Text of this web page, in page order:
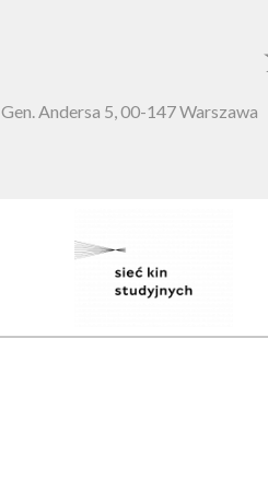
Gen. Andersa 5, 00-147 Warszawa